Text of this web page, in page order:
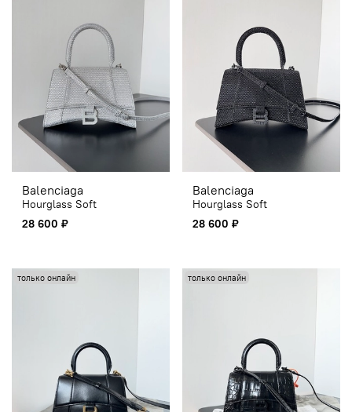
Balenciaga
Hourglass Soft
28 600 ₽
Balenciaga
Hourglass Soft
28 600 ₽
только онлайн только онлайн